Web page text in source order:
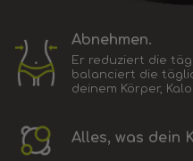
Abnehmen.
Еr reduziert die
balanciert die
deinem Körper,
Alles, was dein